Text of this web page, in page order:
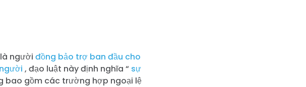
là ngườiđồng bảo trợ ban đầu cho
, đạo luật này định nghĩa “ sự
bao gồm các trường hợp ngoại lệ